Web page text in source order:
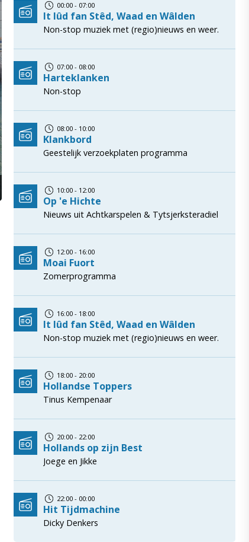
00:00 - 07:00
It lûd fan Stêd, Waad en Wâlden
Non-stop muziek met (regio)nieuws en weer.
07:00 - 08:00
Harteklanken
Non-stop
08:00 - 10:00
Klankbord
Geestelijk verzoekplaten programma
10:00 - 12:00
Op 'e Hichte
Nieuws uit Achtkarspelen & Tytsjerksteradiel
12:00 - 16:00
Moai Fuort
Zomerprogramma
16:00 - 18:00
It lûd fan Stêd, Waad en Wâlden
Non-stop muziek met (regio)nieuws en weer.
18:00 - 20:00
Hollandse Toppers
Tinus Kempenaar
20:00 - 22:00
Hollands op zijn Best
Joege en Jikke
22:00 - 00:00
Hit Tijdmachine
Dicky Denkers